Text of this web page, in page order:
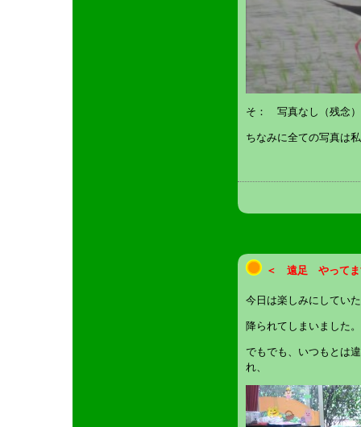
そ： 写真なし（残念）
ちなみに全ての写真は
＜ 遠足 やって
今日は楽しみにして
降られてしまいました
でもでも、いつもとは
れ、